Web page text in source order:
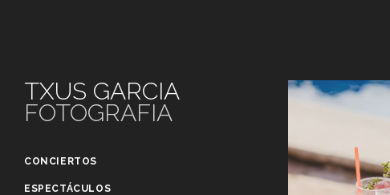
TXUS GARCIA
FOTOGRAFIA
CONCIERTOS
ESPECTÁCULOS